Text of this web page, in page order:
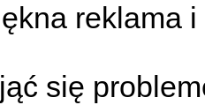
reklama
się